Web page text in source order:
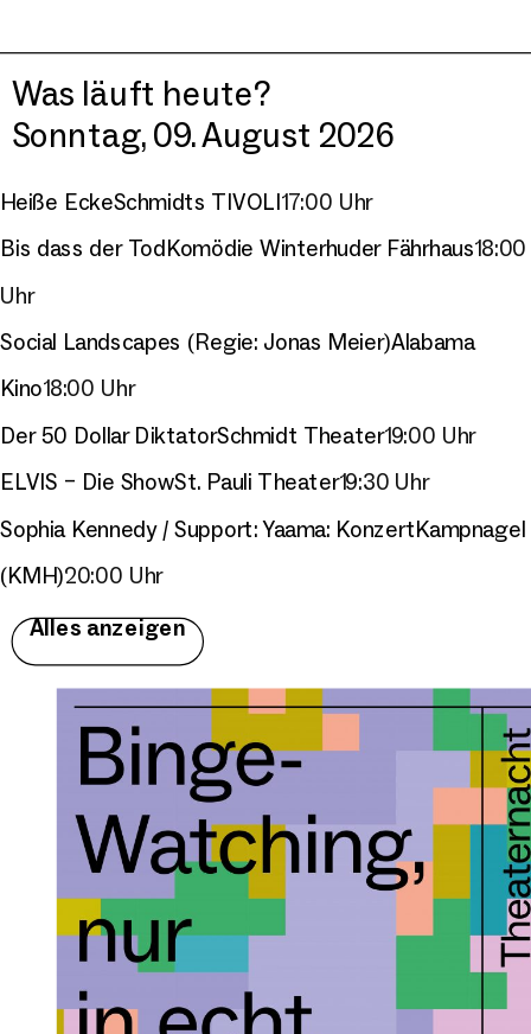
Was läuft heute?
Sonntag, 09. August 2026
Heiße EckeSchmidts TIVOLI17:00 Uhr
Bis dass der TodKomödie Winterhuder Fährhaus18:00
Uhr
Social Landscapes (Regie: Jonas Meier)Alabama
Kino18:00 Uhr
Der 50 Dollar DiktatorSchmidt Theater19:00 Uhr
ELVIS – Die ShowSt. Pauli Theater19:30 Uhr
Sophia Kennedy / Support: Yaama: KonzertKampnagel
(KMH)20:00 Uhr
Alles anzeigen